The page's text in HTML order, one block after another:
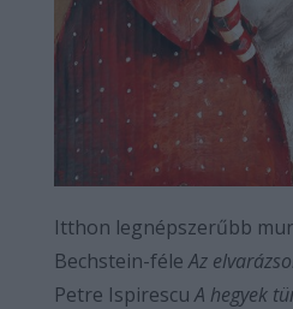
Itthon legnépszerűbb
Bechstein-féleAz
Petre IspirescuA hegyek